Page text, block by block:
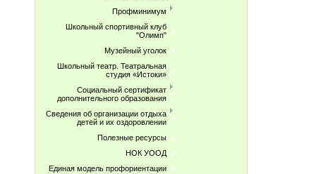
Профминимум
Школьный спортивный клуб
"Олимп"
Музейный уголок
Школьный театр. Театральная
студия «Истоки»
Социальный сертификат
дополнительного образования
Сведения об организации отдыха
детей и их оздоровлении
Полезные ресурсы
НОК УООД
Единая модель профориентации